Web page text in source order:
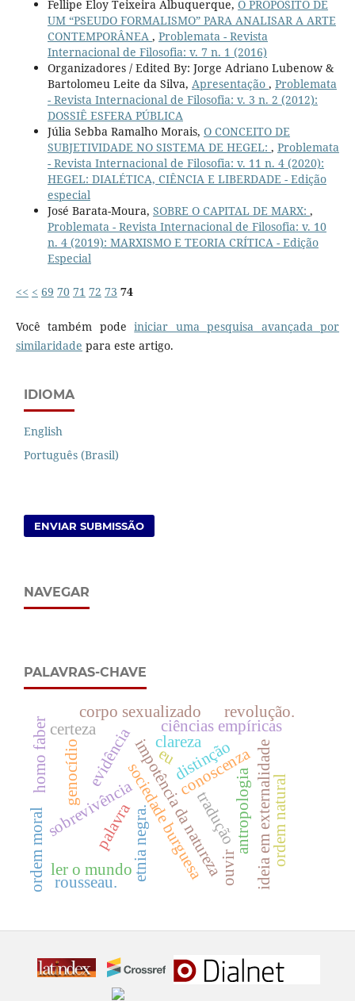
Fellipe Eloy Teixeira Albuquerque, O PROPÓSITO DE
UM “PSEUDO FORMALISMO” PARA ANALISAR A ARTE
CONTEMPORÂNEA , Problemata - Revista
Internacional de Filosofia: v. 7 n. 1 (2016)
Organizadores / Edited By: Jorge Adriano Lubenow &
Bartolomeu Leite da Silva, Apresentação , Problemata
- Revista Internacional de Filosofia: v. 3 n. 2 (2012):
DOSSIÊ ESFERA PÚBLICA
Júlia Sebba Ramalho Morais, O CONCEITO DE
SUBJETIVIDADE NO SISTEMA DE HEGEL: , Problemata
- Revista Internacional de Filosofia: v. 11 n. 4 (2020):
HEGEL: DIALÉTICA, CIÊNCIA E LIBERDADE - Edição
especial
José Barata-Moura, SOBRE O CAPITAL DE MARX: ,
Problemata - Revista Internacional de Filosofia: v. 10
n. 4 (2019): MARXISMO E TEORIA CRÍTICA - Edição
Especial
<< < 69 70 71 72 73 74
Você também podeiniciar uma pesquisa avançada por
similaridade para este artigo.
IDIOMA
English
Português (Brasil)
ENVIAR SUBMISSÃO
NAVEGAR
PALAVRAS-CHAVE
conoscenza
etnia negra.
evidênciaimpotência da natureza ideia em externalidade
ciências empíricas
sociedade burguesa
corpo sexualizado
sobrevivência
genocídio antropologia
tradução
distinção
ler o mundo
palavra
revolução.
rousseau.
ordem moral ordem natural
clareza
certeza
ouvir
homo faber eu